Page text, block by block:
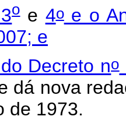
oe 4oe o
e
Decreto no
dá nova
de 1973.